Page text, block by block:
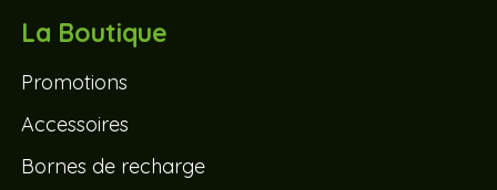
La Boutique
Promotions
Accessoires
Bornes de recharge